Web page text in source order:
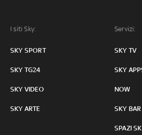
I siti Sky:
SKY SPORT
SKY TG24
SKY VIDEO
SKY ARTE
Servizi:
SKY TV
SKY
NOW
SKY BAR
SPAZI